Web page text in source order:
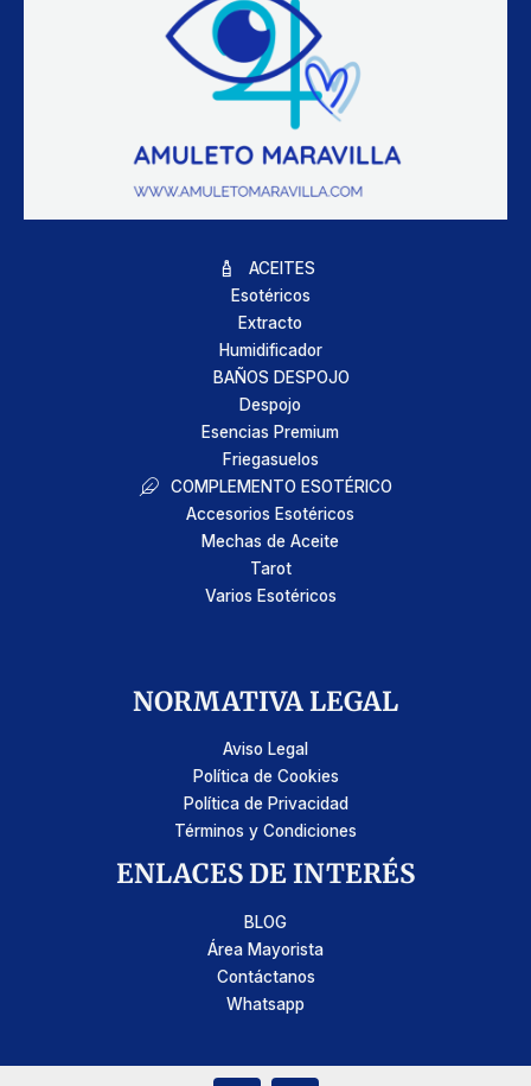
ACEITES
Esotéricos
Extracto
Humidificador
BAÑOS DESPOJO
Despojo
Esencias Premium
Friegasuelos
COMPLEMENTO ESOTÉRICO
Accesorios Esotéricos
Mechas de Aceite
Tarot
Varios Esotéricos
NORMATIVA LEGAL
Aviso Legal
Política de Cookies
Política de Privacidad
Términos y Condiciones
ENLACES DE INTERÉS
BLOG
Área Mayorista
Contáctanos
Whatsapp